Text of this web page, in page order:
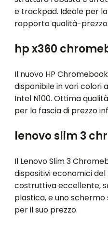
e trackpad. Ideale per
rapporto qualità-prezzo.
hp x360
Il nuovo HP
disponibile in vari
Intel N100. Ottima
per la fascia di prezzo
lenovo slim 3
Il Lenovo Slim 3
dispositivi economici del
costruttiva eccellente,
plastica, e uno
per il suo prezzo.